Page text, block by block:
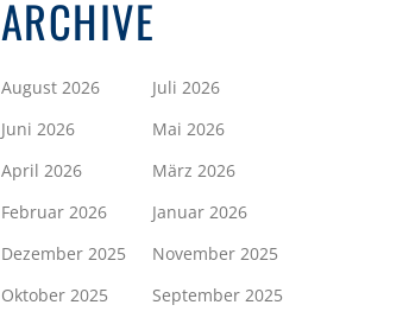
ARCHIVE
August 2026
Juli 2026
Juni 2026
Mai 2026
April 2026
März 2026
Februar 2026
Januar 2026
Dezember 2025
November 2025
Oktober 2025
September 2025